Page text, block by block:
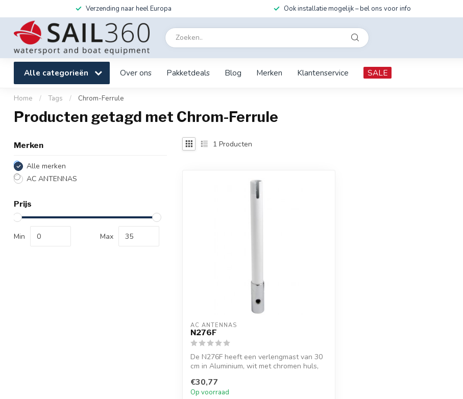
Verzending naar heel Europa Ook installatie mogelijk – bel ons voor info
Alle categorieën Over ons Pakketdeals Blog Merken Klantenservice SALE
Home / Tags / Chrom-Ferrule
Producten getagd met Chrom-Ferrule
Merken
Alle merken
AC ANTENNAS
Prijs
Min Max
1 Producten
AC ANTENNAS
N276F
De N276F heeft een verlengmast van 30
cm in Aluminium, wit met chromen huls,
€30,77
Op voorraad